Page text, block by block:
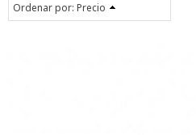
Ordenar por: Precio